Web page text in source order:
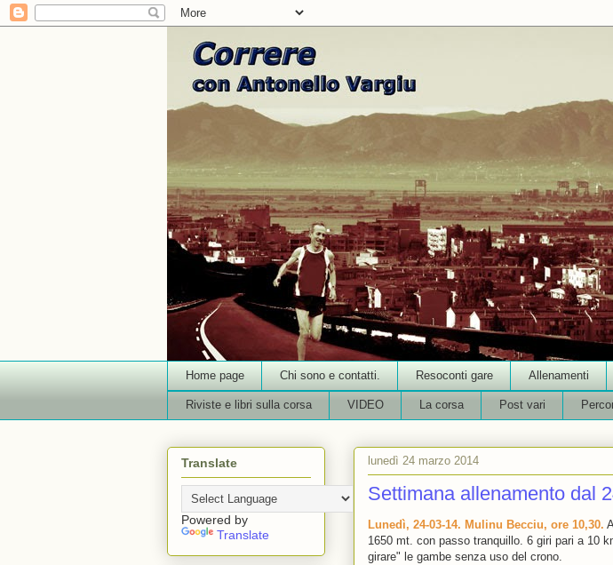
Home page Chi sono e contatti. Resoconti gare Allenamenti
Riviste e libri sulla corsa VIDEO La corsa Post vari
lunedì 24 marzo 2014
Settimana allenamento dal
Lunedì, 24-03-14. Mulinu Becciu, ore 10,30.
1650 mt. con passo tranquillo. 6 giri pari a 10
girare" le gambe senza uso del crono.
Translate
Powered by
Translate